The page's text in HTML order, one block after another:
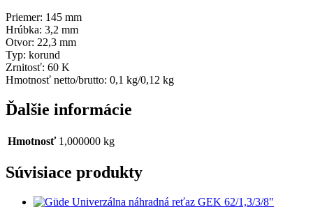
Priemer: 145 mm
Hrúbka: 3,2 mm
Otvor: 22,3 mm
Typ: korund
Zrnitosť: 60 K
Hmotnosť netto/brutto: 0,1 kg/0,12 kg
Ďalšie informácie
Hmotnosť 1,000000 kg
Súvisiace produkty